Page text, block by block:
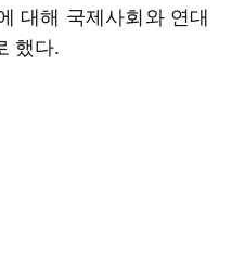
대해 국제사회와 연대
했다.